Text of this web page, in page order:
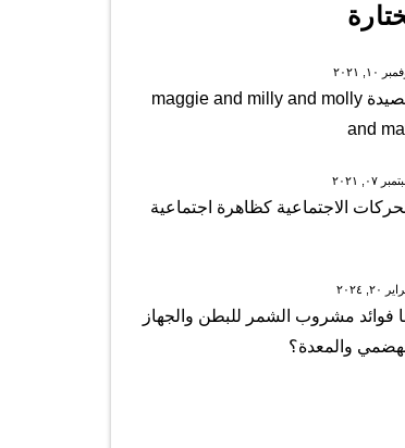
١٠, ٢٠٢١
قصيدة maggie and milly and molly
and
٠٧, ٢٠٢١
الاجتماعية كظاهرة اجتماعية
٢٠, ٢٠٢٤
فوائد مشروب الشمر للبطن والجهاز
والمعدة؟